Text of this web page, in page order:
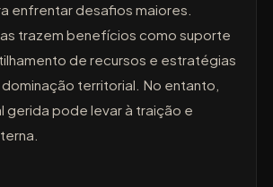
enfrentar desafios maiores.
trazem benefícios como suporte
de recursos e estratégias
territorial. No entanto,
gerida pode levar à traição e